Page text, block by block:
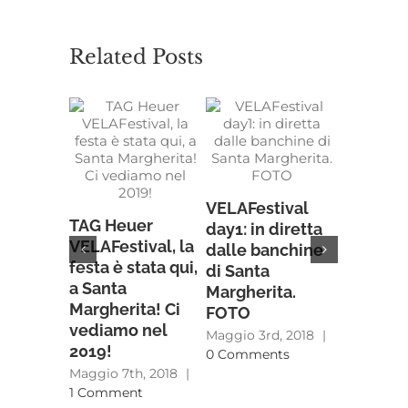
Related Posts
TAG Heuer
VELAFestival, la
festa è stata qui,
a Santa
Margherita! Ci
vediamo nel
2019!
Maggio 7th, 2018 |
1 Comment
VELAFestival
day1: in diretta
dalle banchine
di Santa
Margherita.
FOTO
Maggio 3rd, 2018 |
0 Comments